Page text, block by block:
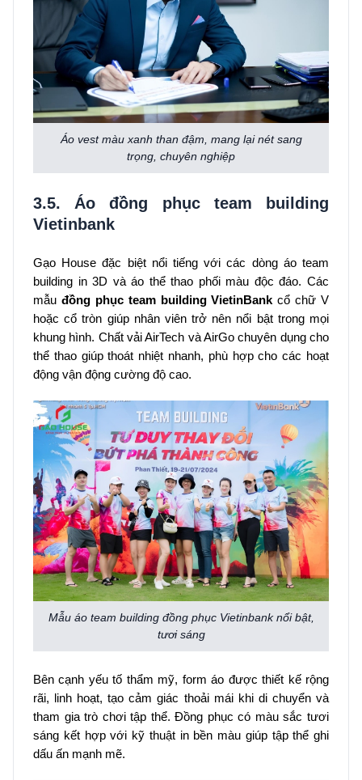
Áo vest màu xanh than đậm, mang lại nét sang
trọng, chuyên nghiệp
3.5. Áo đồng phục team building
Vietinbank
Gạo House đặc biệt nổi tiếng với các dòng áo team
building in 3D và áo thể thao phối màu độc đáo. Các
mẫu đồng phục team building VietinBankcổ chữ V
hoặc cổ tròn giúp nhân viên trở nên nổi bật trong mọi
khung hình. Chất vải AirTech và AirGo chuyên dụng cho
thể thao giúp thoát nhiệt nhanh, phù hợp cho các hoạt
động vận động cường độ cao.
Mẫu áo team building đồng phục Vietinbank nổi bật,
tươi sáng
Bên cạnh yếu tố thẩm mỹ, form áo được thiết kế rộng
rãi, linh hoạt, tạo cảm giác thoải mái khi di chuyển và
tham gia trò chơi tập thể. Đồng phục có màu sắc tươi
sáng kết hợp với kỹ thuật in bền màu giúp tập thể ghi
dấu ấn mạnh mẽ.